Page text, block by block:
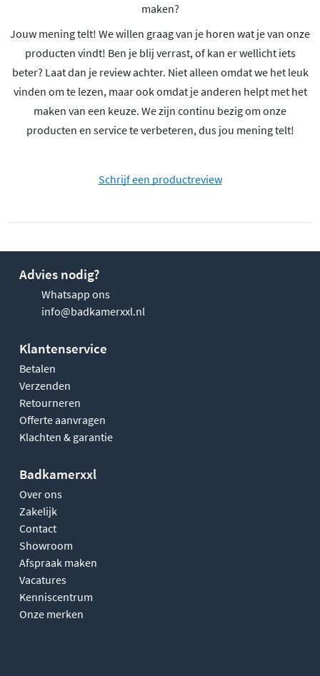
maken?
Jouw mening telt! We willen graag van je horen wat je van onze
producten vindt! Ben je blij verrast, of kan er wellicht iets
beter? Laat dan je review achter. Niet alleen omdat we het leuk
vinden om te lezen, maar ook omdat je anderen helpt met het
maken van een keuze. We zijn continu bezig om onze
producten en service te verbeteren, dus jou mening telt!
Schrijf een productreview
Advies nodig?
Whatsapp ons
info@badkamerxxl.nl
Klantenservice
Betalen
Verzenden
Retourneren
Offerte aanvragen
Klachten & garantie
Badkamerxxl
Over ons
Zakelijk
Contact
Showroom
Afspraak maken
Vacatures
Kenniscentrum
Onze merken